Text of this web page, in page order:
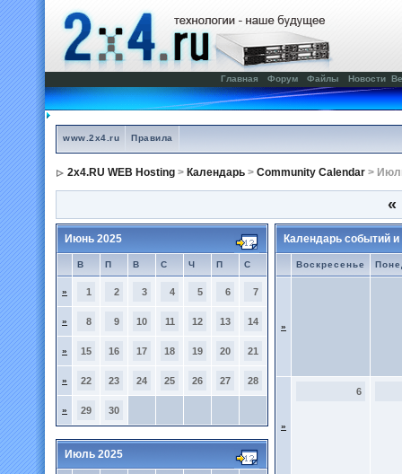
Главная Форум Файлы Новости
www.2x4.ru Правила
2x4.RU WEB Hosting > Календарь > Community Calendar >
«
Июнь 2025
В П В С Ч П С
» 1 2 3 4 5 6 7
» 8 9 10 11 12 13 14
» 15 16 17 18 19 20 21
» 22 23 24 25 26 27 28
» 29 30
Июль 2025
Календарь событий
Воскресенье
»
»
6